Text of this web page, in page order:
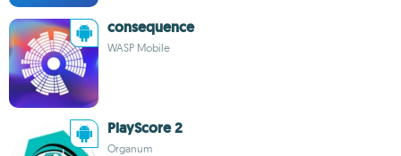
consequence
WASP Mobile
PlayScore 2
Organum